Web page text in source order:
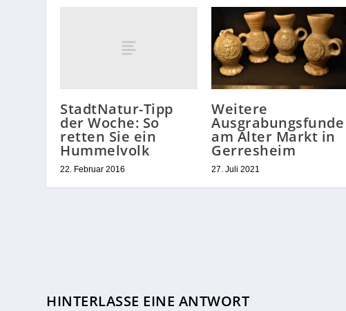
StadtNatur-Tipp
der Woche: So
retten Sie ein
Hummelvolk
22. Februar 2016
Weitere
Ausgrabungsfunde
am Alter Markt in
Gerresheim
27. Juli 2021
HINTERLASSE EINE ANTWORT